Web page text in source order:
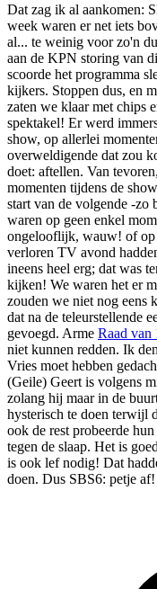
Dat zag ik al aankomen:
week waren er net iets
al... te weinig voor zo'n
aan de KPN storing van
scoorde het programma
kijkers. Stoppen dus, en
zaten we klaar met chips
spektakel! Er werd
show, op allerlei
overweldigende dat zou
doet: aftellen. Van
momenten tijdens de
start van de volgende -zo
waren op geen enkel
ongelooflijk, wauw! of op
verloren TV avond
ineens heel erg; dat was
kijken! We waren het er
zouden we niet nog eens
dat na de teleurstellende
gevoegd. Arme Raad van
niet kunnen redden. Ik
Vries moet hebben
(Geile) Geert is volgens
zolang hij maar in de
hysterisch te doen terwijl
ook de rest probeerde
tegen de slaap. Het is
is ook lef nodig! Dat
doen. Dus SBS6: petje af!